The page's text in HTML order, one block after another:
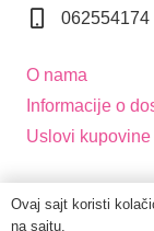
062554174
O nama
Informacije o
Uslovi kupovine
Ovaj sajt koristi
na sajtu.